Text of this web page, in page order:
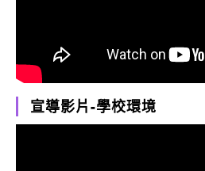
宣導影片-學校環境